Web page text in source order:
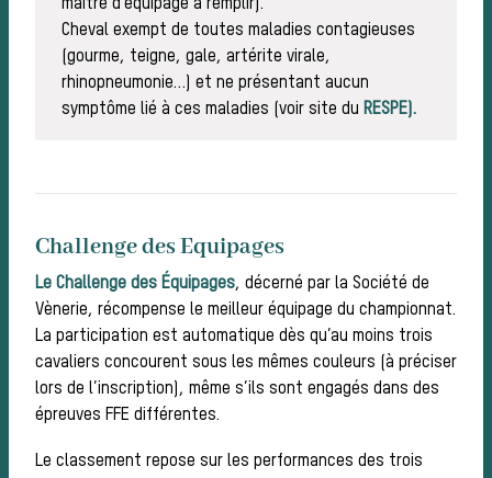
de
maître d’équipage à remplir).
Cheval exempt de toutes maladies contagieuses
(gourme, teigne, gale, artérite virale,
rhinopneumonie…) et ne présentant aucun
symptôme lié à ces maladies (voir site du RESPE).
Challenge des Equipages
Le Challenge des Équipages, décerné par la Société de
Vènerie, récompense le meilleur équipage du championnat.
La participation est automatique dès qu’au moins trois
cavaliers concourent sous les mêmes couleurs (à préciser
lors de l’inscription), même s’ils sont engagés dans des
épreuves FFE différentes.
Le classement repose sur les performances des trois